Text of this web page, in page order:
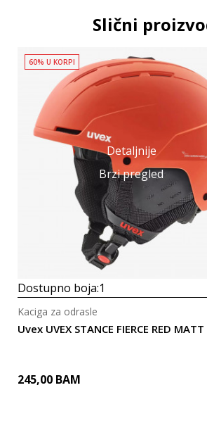
Slični
Detaljnije
Brzi pregled
60% U KORPI
Dostupno boja:1
Uvex UVEX STANCE FIERCE RED
Kaciga za odrasle
245,00 BAM